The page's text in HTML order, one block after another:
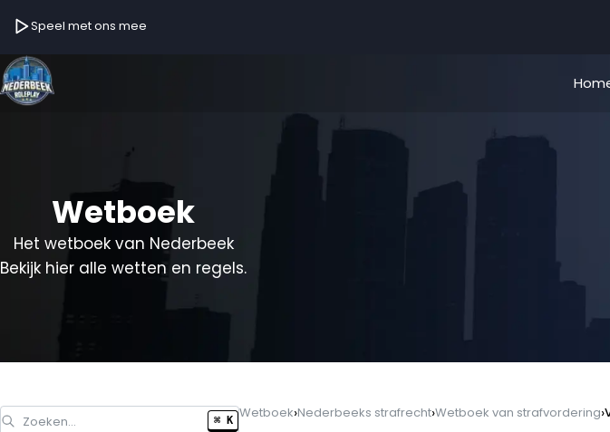
Speel met ons mee
Wetboek
Het wetboek van Nederbeek
Bekijk hier alle wetten en regels.
Zoeken… ⌘ K Wetboek›Nederbeeks strafrecht›Wetboek van strafvordering›